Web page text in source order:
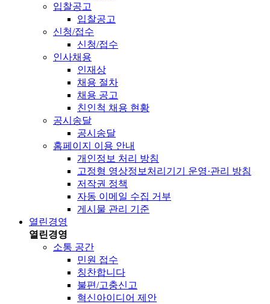
입찰공고
입찰공고
신청/접수
신청/접수
인사채용
인재상
채용 절차
채용 공고
친인척 채용 현황
공시송달
공시송달
홈페이지 이용 안내
개인정보 처리 방침
고정형 영상정보처리기기 운영·관리 방침
저작권 정책
자동 이메일 수집 거부
게시물 관리 기준
열린경영
열린경영
소통 공간
민원 접수
칭찬합니다
불편/고충신고
혁신아이디어 제안